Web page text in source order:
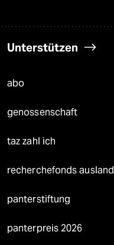
Unterstützen
abo
genossenschaft
taz zahl ich
recherchefonds ausland
panterstiftung
panterpreis 2026